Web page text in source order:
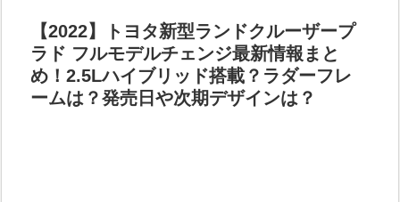
【2022】トヨタ新型ランドクルーザープ
ラド フルモデルチェンジ最新情報まと
め！2.5Lハイブリッド搭載？ラダーフレ
ームは？発売日や次期デザインは？